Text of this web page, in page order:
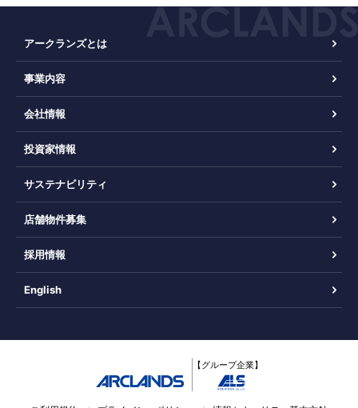
アークランズとは
事業内容
会社情報
投資家情報
サステナビリティ
店舗物件募集
採用情報
English
【グループ企業】